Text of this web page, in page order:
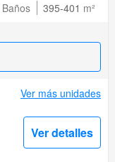
Baños 395-401 m²
Ver más unidades
Ver detalles